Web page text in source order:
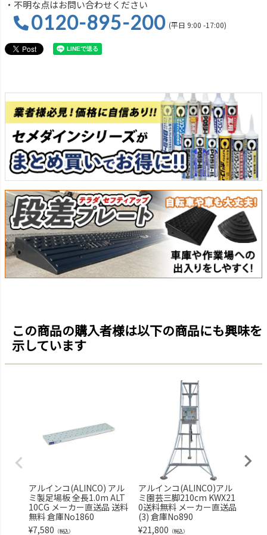
・不明な点はお問い合わせください
0120-895-200 (平日 9:00 -17:00)
この商品の購入者様は以下の商品にも興味を
示しています
アルインコ(ALINCO) アル
ミ製足場板 全長1.0m ALT
10CG メーカー直送品 送料
無料 倉庫No1860
¥7,580 （税込）
アルインコ(ALINCO)アル
ミ園芸三脚210cm KWX21
0送料無料 メーカー直送品
(3) 倉庫No890
¥21,800 （税込）